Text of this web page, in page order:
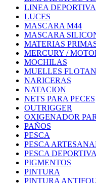
LINEA DEPORTIVA
LUCES
MASCARA M44
MASCARA
MATERIAS
MERCURY /
MOCHILAS
MUELLES
NARICERAS
NATACION
NETS PARA PECES
OUTRIGGER
OXIGENADOR
PAÑOS
PESCA
PESCA
PESCA
PIGMENTOS
PINTURA
PINTURA